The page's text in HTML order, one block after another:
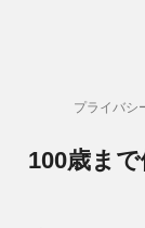
プライバシ
100歳ま